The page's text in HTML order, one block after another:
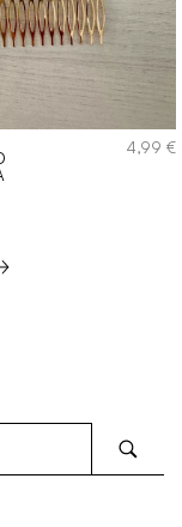
4,99 €